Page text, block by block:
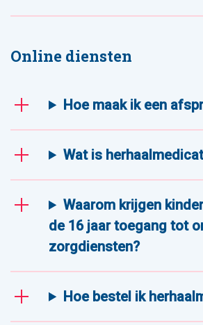
Online diensten
Hoe maak ik een
Wat is
Waarom krijgen
de 16 jaar toegang tot
zorgdiensten?
Hoe bestel ik